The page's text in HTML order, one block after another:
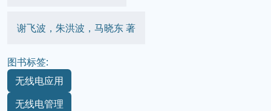
谢飞波，朱洪波，马晓东 著
图书标签:
无线电应用
无线电管理